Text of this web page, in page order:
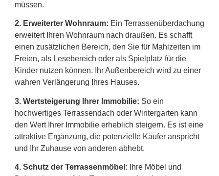
müssen.
2. Erweiterter Wohnraum: Ein Terrassenüberdachung
erweitert Ihren Wohnraum nach draußen. Es schafft
einen zusätzlichen Bereich, den Sie für Mahlzeiten im
Freien, als Lesebereich oder als Spielplatz für die
Kinder nutzen können. Ihr Außenbereich wird zu einer
wahren Verlängerung Ihres Hauses.
3. Wertsteigerung Ihrer Immobilie: So ein
hochwertiges Terrassendach oder Wintergarten kann
den Wert Ihrer Immobilie erheblich steigern. Es ist eine
attraktive Ergänzung, die potenzielle Käufer anspricht
und Ihr Zuhause von anderen abhebt.
4. Schutz der Terrassenmöbel: Ihre Möbel und